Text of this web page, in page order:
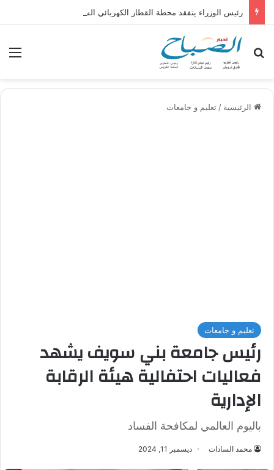
بحث عن
الرئيسية / تعليم و جامعات
تعليم و جامعات
رئيس جامعة بني سويف يشهد
فعاليات احتفالية هيئة الرقابة
الإدارية
باليوم العالمي لمكافحة الفساد
محمد السادات ديسمبر 11, 2024